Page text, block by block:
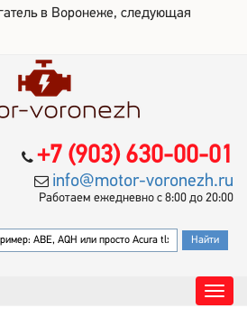
в Воронеже, следующая
+7 (903) 630-00-01
info@motor-voronezh.ru
Работаем ежедневно с 8:00 до 20:00